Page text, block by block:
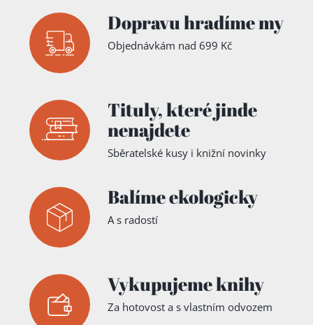
Dopravu hradíme my
Objednávkám nad 699 Kč
Tituly,které jinde
nenajdete
Sběratelské kusy i knižní novinky
Balíme ekologicky
A s radostí
Vykupujeme knihy
Za hotovost a s vlastním odvozem